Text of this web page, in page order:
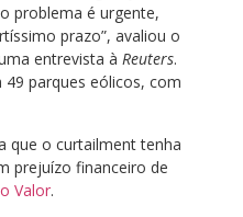
problema é urgente,
prazo”, avaliou o
entrevista à Reuters.
parques eólicos, com
que o curtailment tenha
prejuízo financeiro de
Valor.